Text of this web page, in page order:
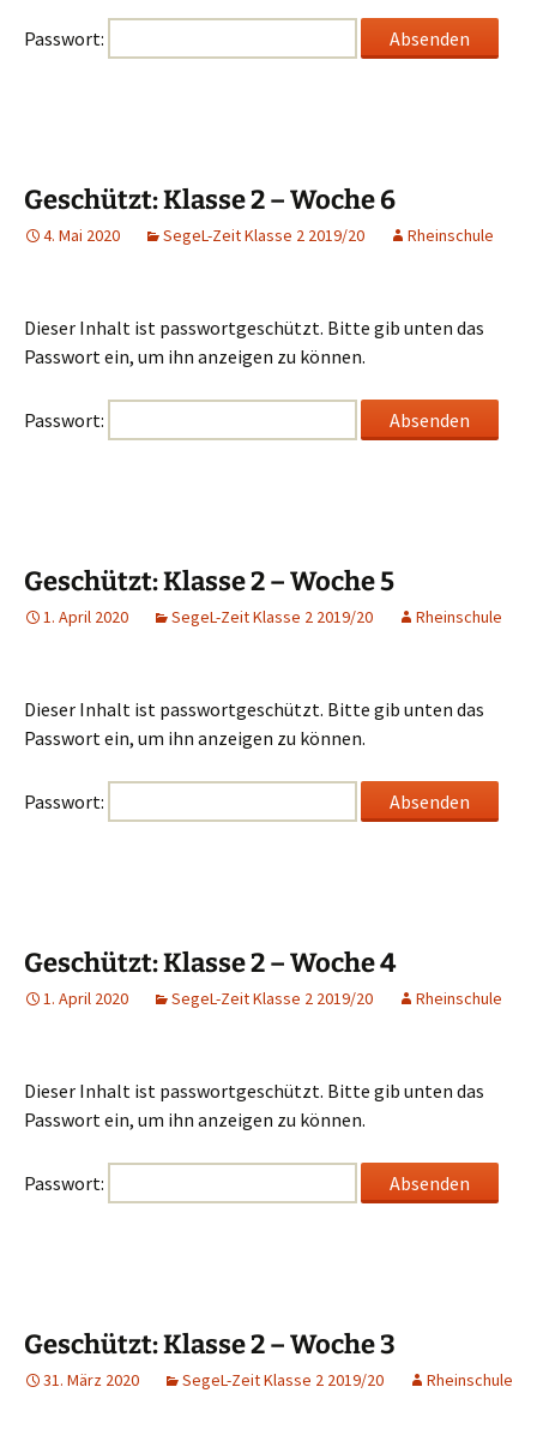
Passwort:
Geschützt: Klasse 2 – Woche 6
4. Mai 2020 SegeL-Zeit Klasse 2 2019/20 Rheinschule
Dieser Inhalt ist passwortgeschützt. Bitte gib unten das
Passwort ein, um ihn anzeigen zu können.
Passwort:
Geschützt: Klasse 2 – Woche 5
1. April 2020 SegeL-Zeit Klasse 2 2019/20 Rheinschule
Dieser Inhalt ist passwortgeschützt. Bitte gib unten das
Passwort ein, um ihn anzeigen zu können.
Passwort:
Geschützt: Klasse 2 – Woche 4
1. April 2020 SegeL-Zeit Klasse 2 2019/20 Rheinschule
Dieser Inhalt ist passwortgeschützt. Bitte gib unten das
Passwort ein, um ihn anzeigen zu können.
Passwort:
Geschützt: Klasse 2 – Woche 3
31. März 2020 SegeL-Zeit Klasse 2 2019/20 Rheinschule